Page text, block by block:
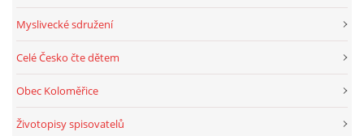
Myslivecké sdružení
Celé Česko čte dětem
Obec Koloměřice
Životopisy spisovatelů